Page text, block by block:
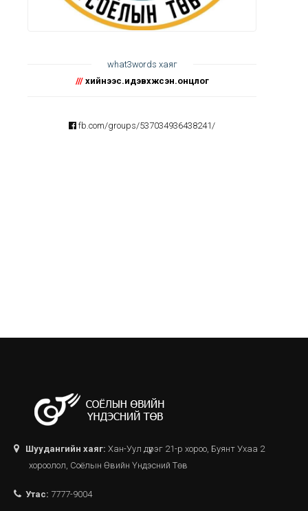
what3words хаяг
/// хийнээс.идэвхжсэн.онцлог
fb.com/groups/537034936438241/
Шуудангийн хаяг: Хан-Уул дүүрэг 21-р хороо, Буянт Ухаа 2
хороолол, Соёлын Өвийн Үндэсний Төв
Утас: 7777-9004